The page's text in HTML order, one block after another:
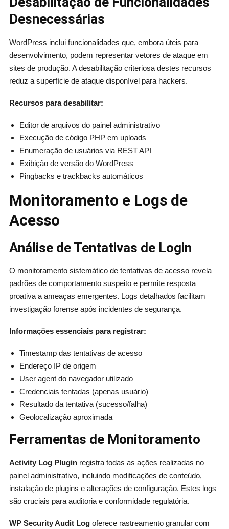
Desnecessárias
WordPress inclui funcionalidades que, embora úteis para
desenvolvimento, podem representar vetores de ataque em
sites de produção. A desabilitação criteriosa destes recursos
reduz a superfície de ataque disponível para hackers.
Recursos para desabilitar:
Editor de arquivos do painel administrativo
Execução de código PHP em uploads
Enumeração de usuários via REST API
Exibição de versão do WordPress
Pingbacks e trackbacks automáticos
Monitoramento e Logs de
Acesso
Análise de Tentativas de Login
O monitoramento sistemático de tentativas de acesso revela
padrões de comportamento suspeito e permite resposta
proativa a ameaças emergentes. Logs detalhados facilitam
investigação forense após incidentes de segurança.
Informações essenciais para registrar:
Timestamp das tentativas de acesso
Endereço IP de origem
User agent do navegador utilizado
Credenciais tentadas (apenas usuário)
Resultado da tentativa (sucesso/falha)
Geolocalização aproximada
Ferramentas de Monitoramento
Activity Log Pluginregistra todas as ações realizadas no
painel administrativo, incluindo modificações de conteúdo,
instalação de plugins e alterações de configuração. Estes logs
são cruciais para auditoria e conformidade regulatória.
WP Security Audit Logoferece rastreamento granular com